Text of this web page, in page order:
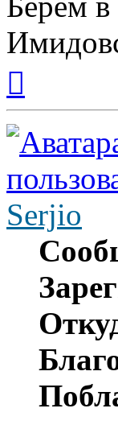
началу
Serjio